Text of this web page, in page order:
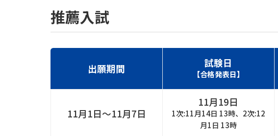
推薦入試
出願期間 試験日
【合格発表日】
11月1日〜11月7日
11月19日
1次:11月14日 13時、2次:12
月1日 13時